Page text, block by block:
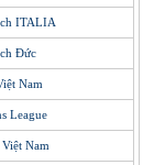
ITALIA
Đức
Nam
League
Nam